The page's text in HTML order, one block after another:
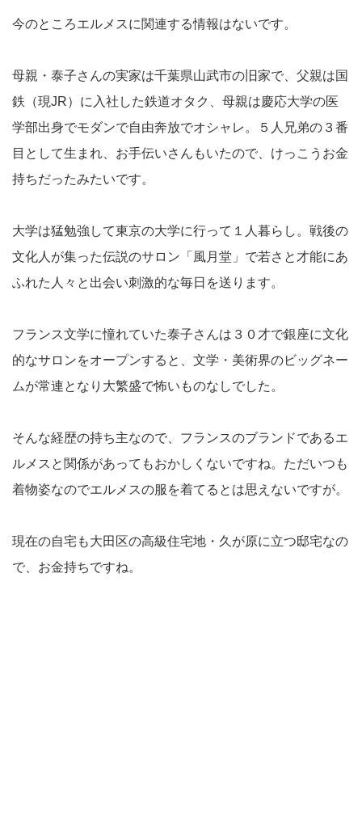
今のところエルメスに関連する情報はないです。
母親・泰子さんの実家は千葉県山武市の旧家で、父親は国
鉄（現JR）に入社した鉄道オタク、母親は慶応大学の医
学部出身でモダンで自由奔放でオシャレ。５人兄弟の３番
目として生まれ、お手伝いさんもいたので、けっこうお金
持ちだったみたいです。
大学は猛勉強して東京の大学に行って１人暮らし。戦後の
文化人が集った伝説のサロン「風月堂」で若さと才能にあ
ふれた人々と出会い刺激的な毎日を送ります。
フランス文学に憧れていた泰子さんは３０才で銀座に文化
的なサロンをオープンすると、文学・美術界のビッグネー
ムが常連となり大繁盛で怖いものなしでした。
そんな経歴の持ち主なので、フランスのブランドであるエ
ルメスと関係があってもおかしくないですね。ただいつも
着物姿なのでエルメスの服を着てるとは思えないですが。
現在の自宅も大田区の高級住宅地・久が原に立つ邸宅なの
で、お金持ちですね。